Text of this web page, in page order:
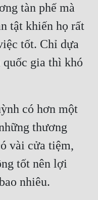
tàn phế mà
tật khiến họ rất
tốt. Chỉ dựa
quốc gia thì khó
có hơn một
thương
vài cửa tiệm,
tốt nên lợi